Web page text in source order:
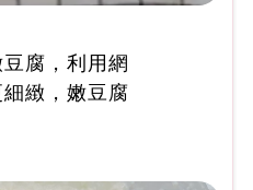
腐，利用網
緻，嫩豆腐